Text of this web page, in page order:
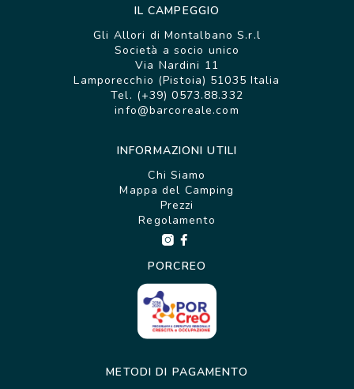
IL CAMPEGGIO
Gli Allori di Montalbano S.r.l
Società a socio unico
Via Nardini 11
Lamporecchio (Pistoia) 51035 Italia
Tel. (+39) 0573.88.332
info@barcoreale.com
INFORMAZIONI UTILI
Chi Siamo
Mappa del Camping
Prezzi
Regolamento
PORCREO
METODI DI PAGAMENTO